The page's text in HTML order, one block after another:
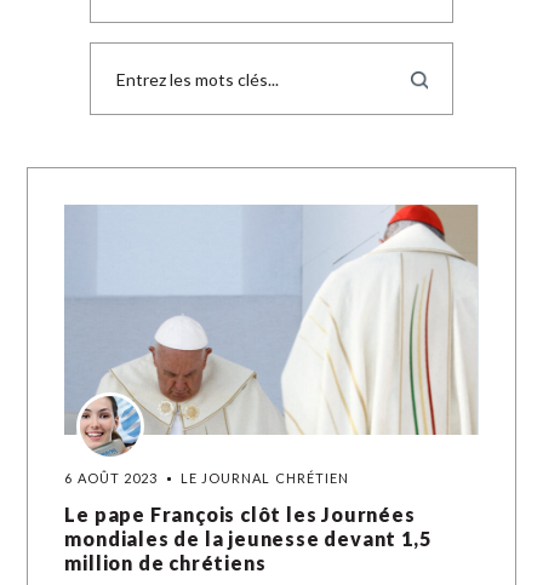
6 AOÛT 2023 LE JOURNAL CHRÉTIEN
Le pape François clôt les Journées
mondiales de la jeunesse devant 1,5
million de chrétiens